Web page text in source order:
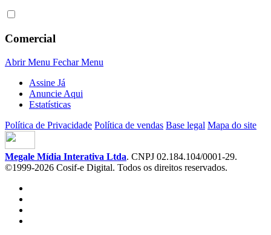
Comercial
Abrir Menu Fechar Menu
Assine Já
Anuncie Aqui
Estatísticas
Política de Privacidade Política de vendas Base legal Mapa do site
Megale Mídia Interativa Ltda. CNPJ 02.184.104/0001-29.
©1999-2026 Cosif-e Digital. Todos os direitos reservados.